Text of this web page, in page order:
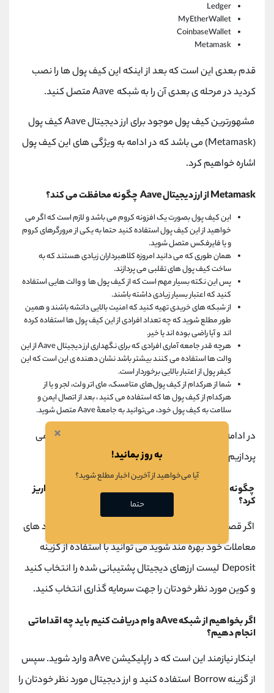
Ledger
MyEtherWallet
CoinbaseWallet
Metamask
قدم بعدی این است که بعد از اینکه این کیف پول ها را نصب
کردید در مرحله ی بعدی آن را به شبکه Aave متصل کنید.
مشهورترین کیف پول موجود برای ارز دیجیتال Aave کیف پول
(Metamask) می باشد که در ادامه به ویژگی های این کیف پول
اشاره خواهیم کرد.
Metamask از ارز دیجیتال Aave چگونه محافظت می کند؟
این کیف پول بصورت یک افزونه کروم می باشد و لازم است که اگر می
خواهید از این کیف پول استفاده کنید حتما به یکی از مرورگرهای کروم
و یا فایرفکس متصل شوید.
همان طوری که می دانید امروزه کلاهبرداران زیادی هستند که به
ساخت کیف پول های تقلبی می پردازند.
پس این نکته بسیار مهم است که از کیف پول ها و والت هایی استفاده
کنید که اعتبار بسیار زیادی داشته باشند.
از شبکه های خریدی تهیه کنید که امنیت بالایی داتشه باشند و همین
طور مطلع شوید که چه تعداد افرادی از این کیف پول ها استفاده کرده
اند و آیا راضی بوده اند یا خیر.
هرچه قدر جامعه آماری افرادی که برای نگهداری ارز دیجیتال Aave از این
والت ها استفاده می کنند بیشتر باشد نشان دهنده ی این است که این
کیفر پول از اعتبار بالایی برخوردار است.
شما از هرکدام از کیف پول‌های متامسک، مای اتر ولت، لجر و یا از
هرکدام از کیف پول ها که استفاده می کنید ، بعد از اتصال ایمن و
سلامت به کیف پول خود، می‌توانید به جامعۀ Aave متصل شوید.
در ادامه به نحوه وام دادن و وام گرفتن در شبکه Aave می
پردازیم.
چگونه می شود مبلغی را جهت وام دادن به شبکه aAve واریز
کرد؟
اگر قصد این را دارید که با ارائه وام به شبکه aAVe از سود های
معاملات خود بهره مند شوید می توانید با استفاده از گزینه
Deposit لیست ارزهای دیجیتال پشتیبانی شده را انتخاب کنید
و کوین مورد نظر خودتان را جهت سرمایه گذاری انتخاب کنید.
اگر بخواهیم از شبکه aAve وام دریافت کنیم باید چه اقداماتی
انجام دهیم؟
اینکار نیازمند این است که د راپلیکیشن aAve وارد شوید. سپس
از گزینه Borrow استفاده کنید و ارز دیجیتال مورد نظر خودتان را
×
به روز بمانید!
آیا می‌خواهید از آخرین اخبار مطلع شوید؟
حتما